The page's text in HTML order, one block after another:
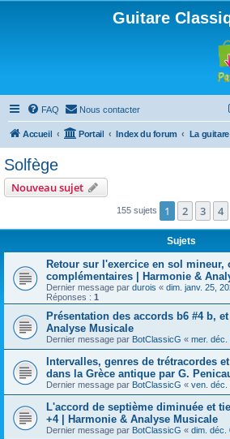
Guitare
FAQ Nous contacter
Accueil Portail Index du forum La
Solfège
Nouveau sujet
155 sujets 1 2 3 4
Sujets
Retour sur l'exercice en sol mineur,
complémentaires | Harmonie &
Dernier message par durois « dim. janv. 25,
Réponses : 1
Présentation des accords b6 #4 b,
Analyse Musicale
Dernier message par BotClassicG « mer. déc.
Intervalles, genres de trétracordes
dans la Grèce antique par G.
Dernier message par BotClassicG « ven. déc.
L'accord de septième diminuée et
+4 | Harmonie & Analyse Musicale
Dernier message par BotClassicG « dim. déc.